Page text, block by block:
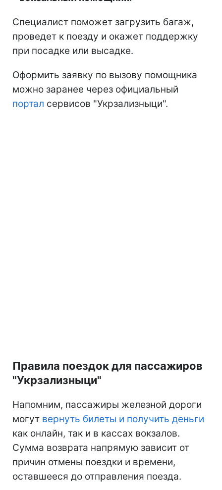
Специалист поможет загрузить багаж,
проведет к поезду и окажет поддержку
при посадке или высадке.
Оформить заявку по вызову помощника
можно заранее через официальный
портал сервисов "Укрзализныци".
Правила поездок для пассажиров
"Укрзализныци"
Напомним, пассажиры железной дороги
могут вернуть билеты и получить деньги
как онлайн, так и в кассах вокзалов.
Сумма возврата напрямую зависит от
причин отмены поездки и времени,
оставшееся до отправления поезда.